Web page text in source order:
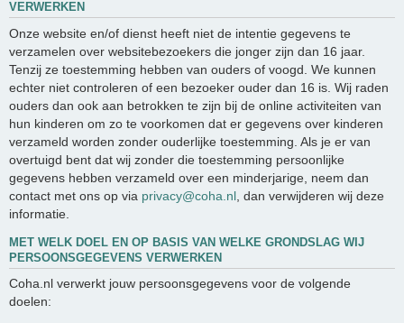
VERWERKEN
Onze website en/of dienst heeft niet de intentie gegevens te
verzamelen over websitebezoekers die jonger zijn dan 16 jaar.
Tenzij ze toestemming hebben van ouders of voogd. We kunnen
echter niet controleren of een bezoeker ouder dan 16 is. Wij raden
ouders dan ook aan betrokken te zijn bij de online activiteiten van
hun kinderen om zo te voorkomen dat er gegevens over kinderen
verzameld worden zonder ouderlijke toestemming. Als je er van
overtuigd bent dat wij zonder die toestemming persoonlijke
gegevens hebben verzameld over een minderjarige, neem dan
contact met ons op via privacy@coha.nl , dan verwijderen wij deze
informatie.
MET WELK DOEL EN OP BASIS VAN WELKE GRONDSLAG WIJ
PERSOONSGEGEVENS VERWERKEN
Coha.nl verwerkt jouw persoonsgegevens voor de volgende
doelen: